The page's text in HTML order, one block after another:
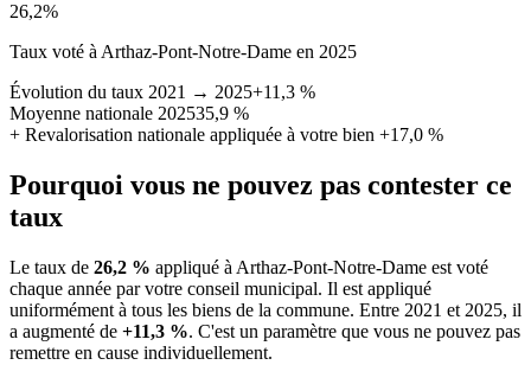
26,2%
Taux voté à Arthaz-Pont-Notre-Dame en 2025
Évolution du taux 2021 → 2025+11,3 %
Moyenne nationale 202535,9 %
+ Revalorisation nationale appliquée à votre bien +17,0 %
Pourquoi vous ne pouvez pas contester ce
taux
Le taux de 26,2 % appliqué à Arthaz-Pont-Notre-Dame est voté
chaque année par votre conseil municipal. Il est appliqué
uniformément à tous les biens de la commune. Entre 2021 et 2025, il
a augmenté de +11,3 %. C'est un paramètre que vous ne pouvez pas
remettre en cause individuellement.